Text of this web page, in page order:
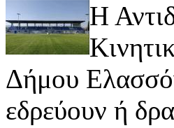
Η
Δήμου
εδρεύουν ή